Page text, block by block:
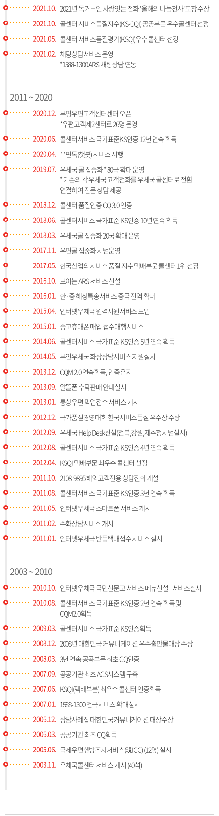
2021.10. 2021년 독거노인 사랑잇는 전화 '올해의 나눔천사'표창 수상
2021.10. 콜센터 서비스품질지수(KS-CQI) 공공부문 우수콜센터 선정
2021.05. 콜센터 서비스품질평가(KSQI)우수 콜센터 선정
2021.02. 채팅상담서비스 운영
*1588-1300 ARS 채팅상담 연동
2011 ~ 2020
2020.12. 부평우편고객센터센터 오픈
*우편고객제2센터로 26명 운영
2020.06. 콜센터서비스 국가표준KS인증 12년 연속 획득
2020.04. 우편톡(챗봇) 서비스 시행
2019.07. 우체국 콜 집중화 * 80국 확대 운영
* 기존의 각 우체국 고객전화를 우체국 콜센터로 전환
연결하여 전문 상담 제공
2018.12. 콜센터 품질인증 CQ 3.0 인증
2018.06. 콜센터서비스 국가표준 KS인증 10년 연속 획득
2018.03. 우체국콜 집중화 20국 확대 운영
2017.11. 우편콜 집중화 시범운영
2017.05. 한국산업의 서비스 품질 지수 택배부문 콜센터 1위 선정
2016.10. 보이는 ARS 서비스 신설
2016.01. 한·중 해상특송서비스 중국 전역 확대
2015.04. 인터넷우체국 원격지원서비스 도입
2015.01. 중고휴대폰 매입 접수대행서비스
2014.06. 콜센터서비스 국가표준 KS인증 5년 연속 획득
2014.05. 무인우체국 화상상담서비스 지원실시
2013.12. CQM 2.0 연속획득, 인증유지
2013.09. 알뜰폰 수탁판매 안내실시
2013.01. 통상우편 픽업접수 서비스 개시
2012.12. 국가품질경영대회 한국서비스품질 우수상 수상
2012.09. 우체국 Help Desk신설(전북,강원,제주청시범실시)
2012.08. 콜센터서비스 국가표준 KS인증 4년 연속 획득
2012.04. KSQI 택배부문 최우수 콜센터 선정
2011.10. 2108-9895 해외고객전용 상담전화 개설
2011.08. 콜센터서비스 국가표준 KS인증 3년 연속 획득
2011.05. 인터넷우체국 스마트폰 서비스 개시
2011.02. 수화상담서비스 개시
2011.01. 인터넷우체국 반품택배접수 서비스 실시
2003 ~ 2010
2010.10. 인터넷우체국 국민신문고 서비스 메뉴신설 - 서비스실시
2010.08. 콜센터서비스 국가표준 KS인증 2년 연속 획득 및
CQM2.0획득
2009.03. 콜센터서비스 국가표준 KS인증획득
2008.12. 2008년 대한민국 커뮤니케이션 우수출판물대상 수상
2008.03. 3년 연속 공공부문 최초 CQ인증
2007.09. 공공기관 최초 ACS시스템 구축
2007.06. KSQI(택배부분) 최우수 콜센터 인증획득
2007.01. 1588-1300 전국서비스 확대실시
2006.12. 상담사례집 대한민국커뮤니케이션 대상수상
2006.03. 공공기관 최초 CQ획득
2005.06. 국제우편행방조사서비스(現ICC) (12명) 실시
2003.11. 우체국콜센터 서비스 개시 (40석)